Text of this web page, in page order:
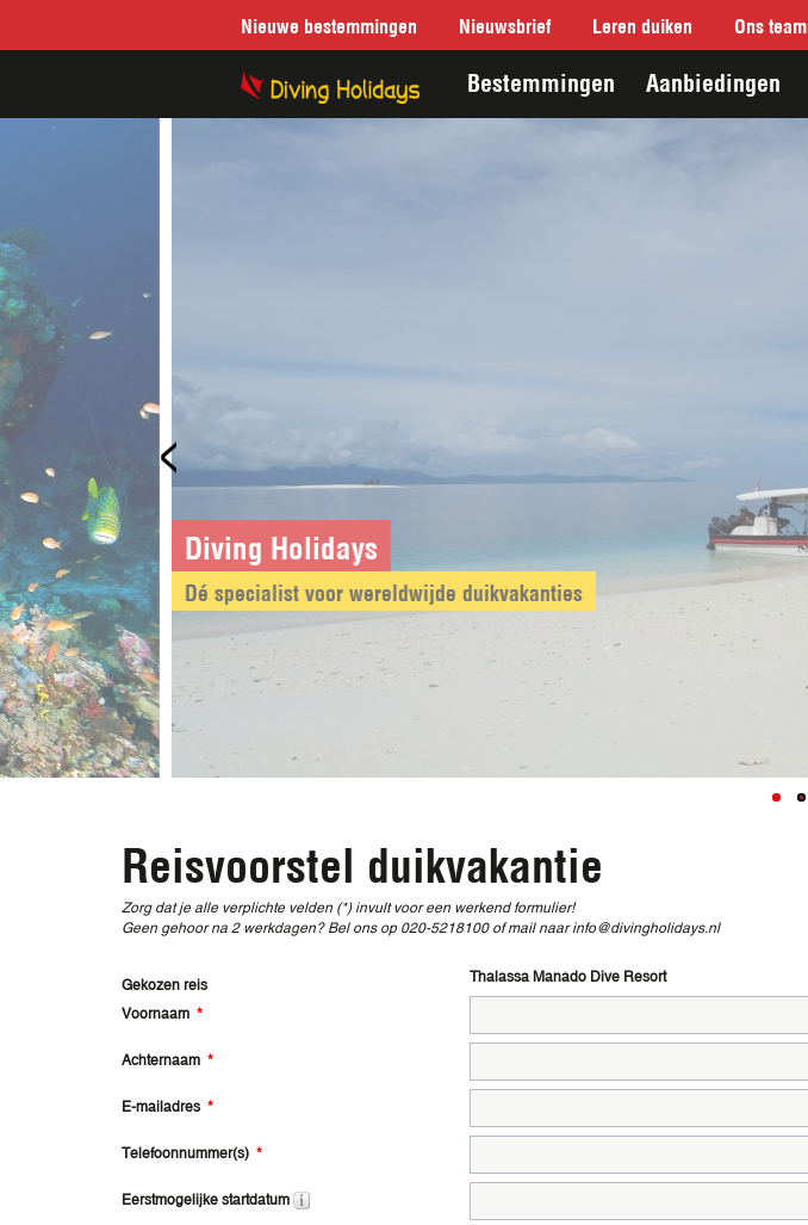
Nieuwe bestemmingen Nieuwsbrief Leren duiken Ons team
Bestemmingen Aanbiedingen
Diving Holidays
Dé specialist voor wereldwijde duikvakanties
<
Reisvoorstel duikvakantie
Zorg dat je alle verplichte velden (*) invult voor een werkend formulier!
Geen gehoor na 2 werkdagen? Bel ons op 020-5218100 of mail naar info@divingholidays.nl
Gekozen reis Thalassa Manado Dive Resort
Voornaam *
Achternaam *
E-mailadres *
Telefoonnummer(s) *
Eerstmogelijke startdatum